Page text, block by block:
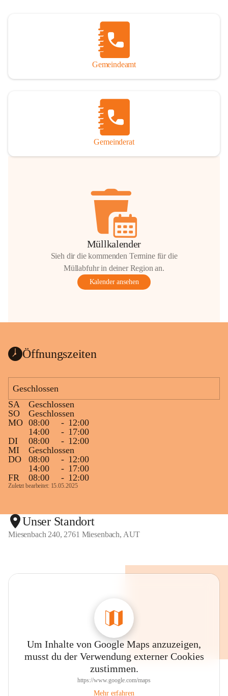
Gemeindeamt
Gemeinderat
Müllkalender
Sieh dir die kommenden Termine für die
Müllabfuhr in deiner Region an.
Kalender ansehen
Öffnungszeiten
Geschlossen
SA
Geschlossen
SO
Geschlossen
MO 08:00 - 12:00
14:00
- 17:00
DI
08:00 - 12:00
MI
Geschlossen
DO
08:00 - 12:00
14:00
- 17:00
FR
08:00 - 12:00
Zuletzt bearbeitet: 15.05.2025
Unser Standort
Miesenbach 240, 2761 Miesenbach, AUT
Um Inhalte von Google Maps anzuzeigen,
musst du der Verwendung externer Cookies
zustimmen.
https://www.google.com/maps
Mehr erfahren